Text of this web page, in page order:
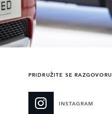
PRIDRUŽITE SE RAZGOVORU
INSTAGRAM